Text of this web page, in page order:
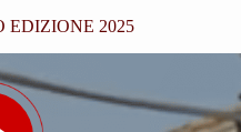
EDIZIONE 2025